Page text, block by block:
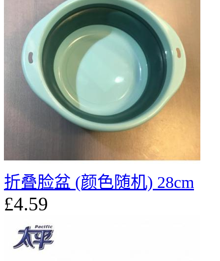
折叠脸盆 (颜色随机) 28cm
£4.59